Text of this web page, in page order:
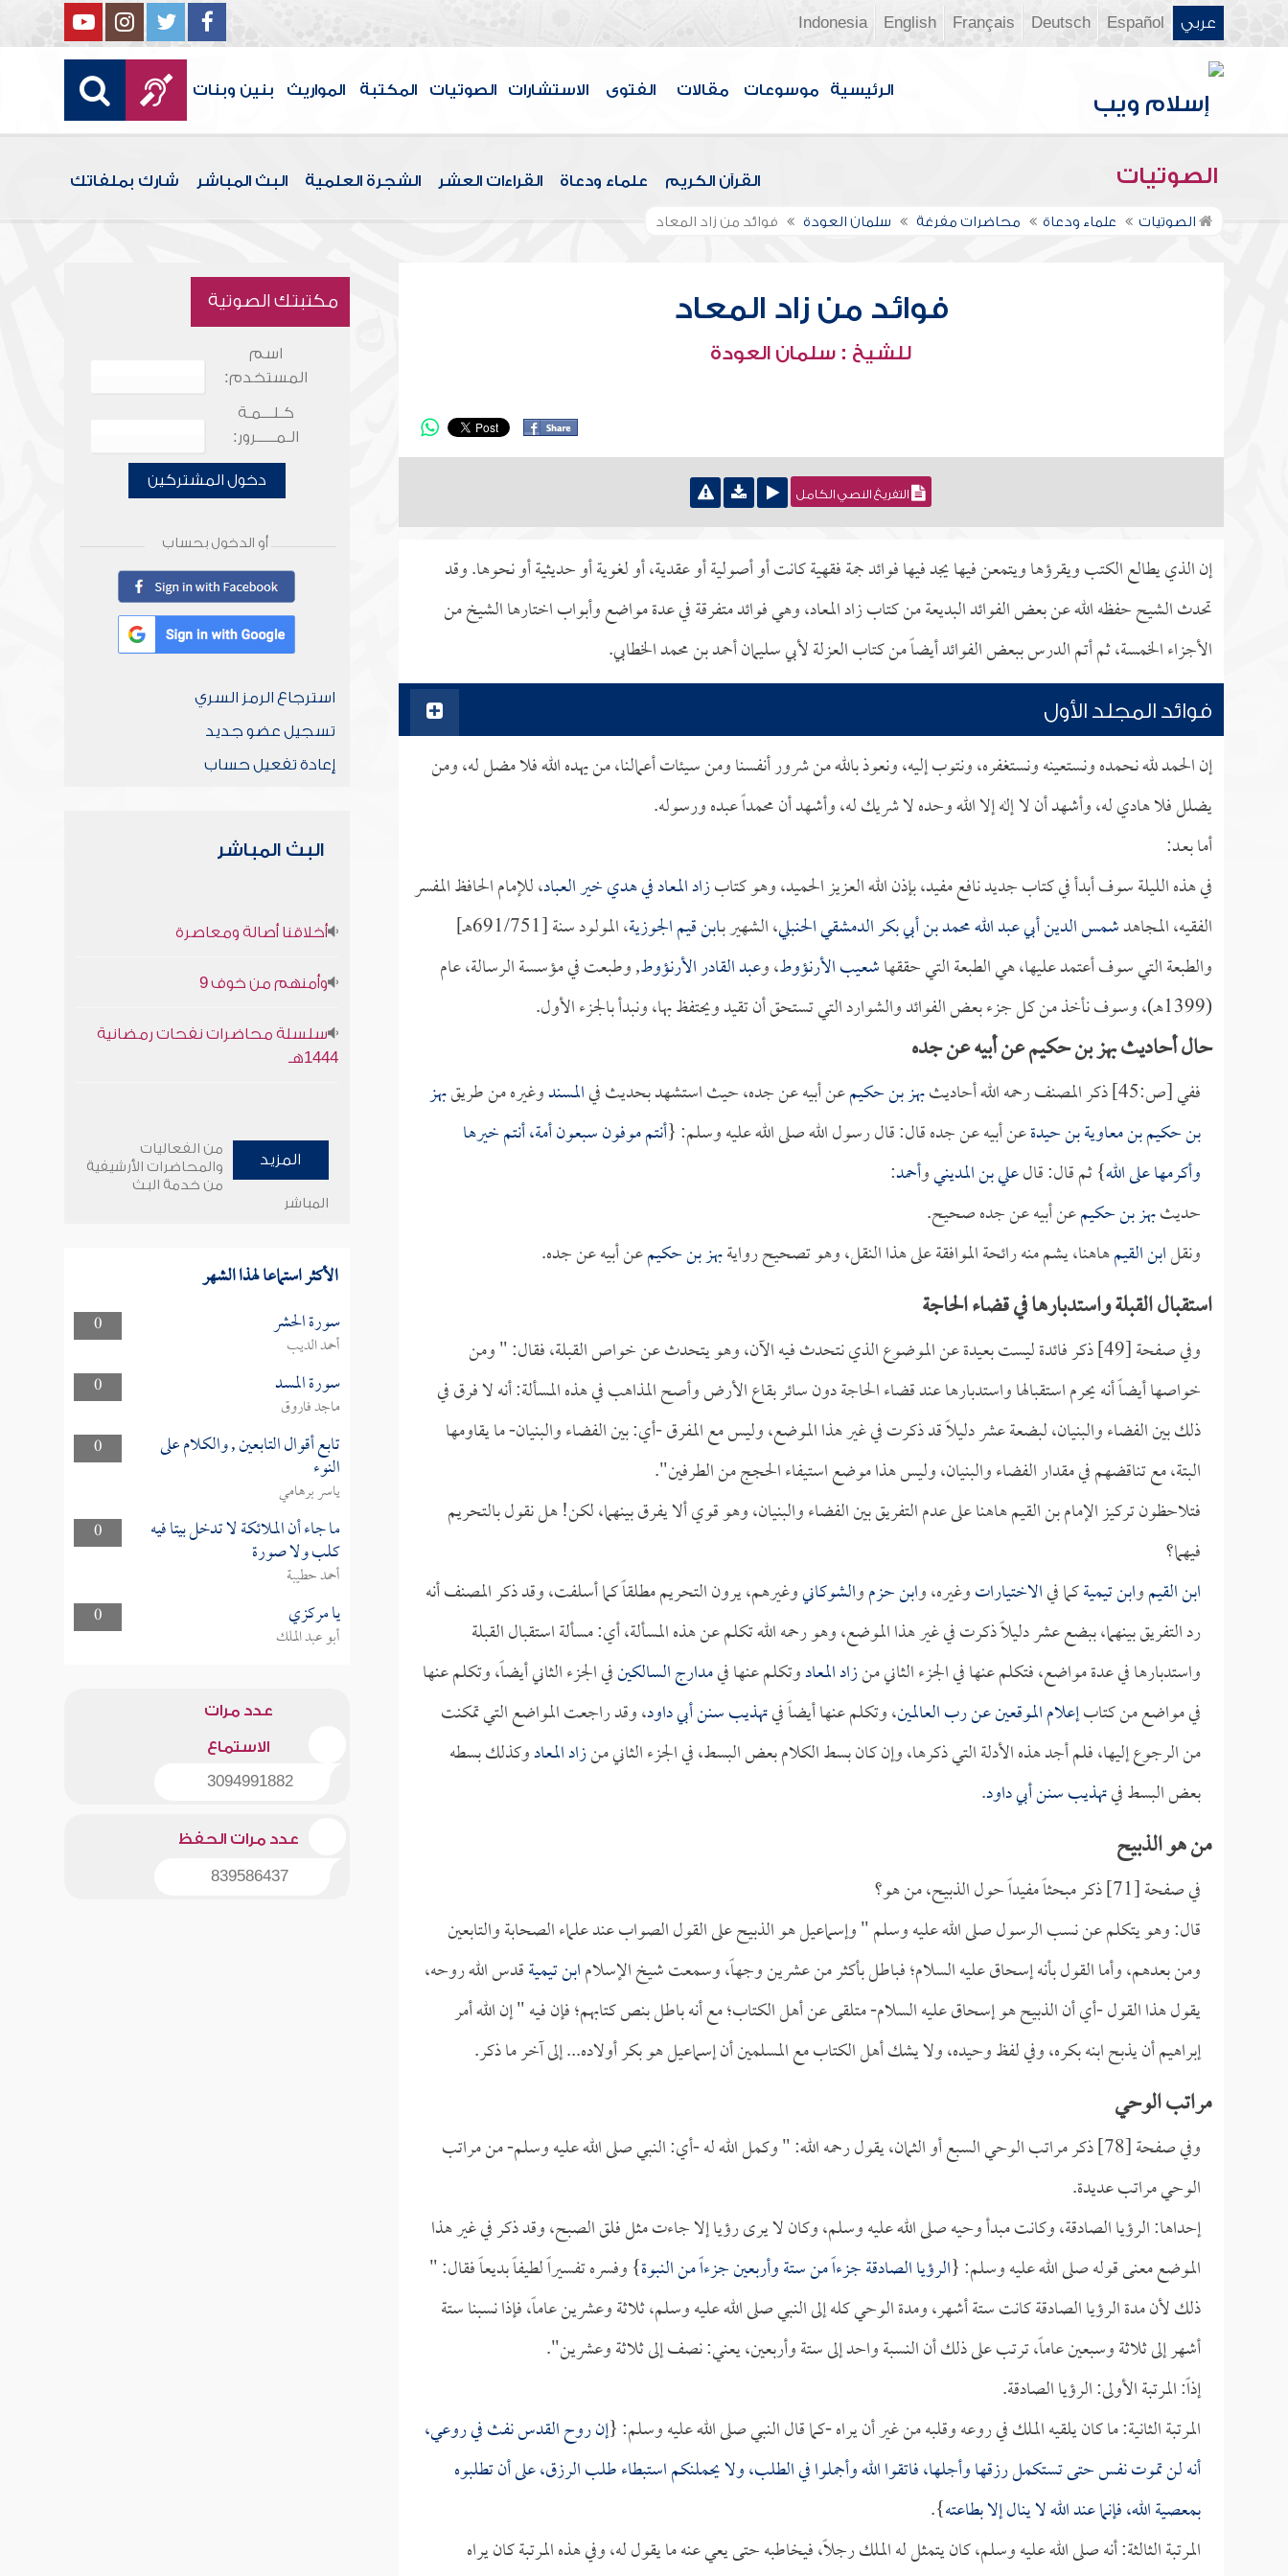
عربي Español
Deutsch
Français
English
Indonesia
الرئيسية موسوعات مقالات الفتوى الاستشارات الصوتيات المكتبة المواريث بنين وبنات
الصوتيات القرآن الكريم علماء ودعاة القراءات العشر الشجرة العلمية البث المباشر شارك بملفاتك
الصوتيات علماء ودعاة محاضرات مفرغة سلمان العودة فوائد من زاد المعاد
فوائد من زاد المعاد
للشيخ : سلمان العودة
التفريغ النصي الكامل
إن الذي يطالع الكتب ويقرؤها ويتمعن فيها يجد فيها فوائد جمة فقهية كانت أو أصولية أو عقدية، أو لغوية أو حديثية أو نحوها. وقد
تحدث الشيح حفظه الله عن بعض الفوائد البديعة من كتاب زاد المعاد، وهي فوائد متفرقة في عدة مواضع وأبواب اختارها الشيخ من
الأجزاء الخمسة، ثم أتم الدرس ببعض الفوائد أيضاً من كتاب العزلة لأبي سليمان أحمد بن محمد الخطابي.
فوائد المجلد الأول
إن الحمد لله نحمده ونستعينه ونستغفره، ونتوب إليه، ونعوذ بالله من شرور أنفسنا ومن سيئات أعمالنا، من يهده الله فلا مضل له، ومن
يضلل فلا هادي له، وأشهد أن لا إله إلا الله وحده لا شريك له، وأشهد أن محمداً عبده ورسوله.
أما بعـد:
في هذه الليلة سوف أبدأ في كتاب جديد نافع مفيد، بإذن الله العزيز الحميد، وهو كتابزاد المعاد في هدي خير العباد، للإمام الحافظ المفسر
الفقيه، المجاهدشمس الدين أبي عبد الله محمد بن أبي بكر الدمشقي الحنبلي، الشهير بـابن قيم الجوزية
، المولود سنة [691/751هـ]
والطبعة التي سوف أعتمد عليها، هي الطبعة التي حققهاشعيب الأرنؤوط، وعبد القادر الأرنؤوط, وطبعت في مؤسسة الرسالة، عام
(1399هـ)، وسوف نأخذ من كل جزء بعض الفوائد والشوارد التي تستحق أن تقيد ويحتفظ بها، ونبدأ بالجزء الأول.
حال أحاديث بهز بن حكيم عن أبيه عن جده
ففي [ص:45] ذكر المصنف رحمه الله أحاديث بهز بن حكيمعن أبيه عن جده، حيث استشهد بحديث فيالمسندوغيره من طريقبهز
بن حكيم بن معاوية بن حيدةعن أبيه عن جده قال: قال رسول الله صلى الله عليه وسلم: {أنتم موفون سبعون أمة، أنتم خيرها
وأكرمها على الله} ثم قال: قالعلي بن المدينيوأحمد:
حديثبهز بن حكيمعن أبيه عن جده صحيح.
ونقلابن القيمهاهنا، يشم منه رائحة الموافقة على هذا النقل، وهو تصحيح روايةبهز بن حكيمعن أبيه عن جده.
استقبال القبلة واستدبارها في قضاء الحاجة
وفي صفحة [49] ذكر فائدة ليست بعيدة عن الموضوع الذي نتحدث فيه الآن، وهو يتحدث عن خواص القبلة، فقال: " ومن
خواصها أيضاً أنه يحرم استقبالها واستدبارها عند قضاء الحاجة دون سائر بقاع الأرض وأصح المذاهب في هذه المسألة: أنه لا فرق في
ذلك بين الفضاء والبنيان، لبضعة عشر دليلاً قد ذكرت في غير هذا الموضع، وليس مع المفرق -أي: بين الفضاء والبنيان- ما يقاومها
البتة، مع تناقضهم في مقدار الفضاء والبنيان، وليس هذا موضع استيفاء الحجج من الطرفين".
فتلاحظون تركيز الإمام بن القيم هاهنا على عدم التفريق بين الفضاء والبنيان، وهو قوي ألا يفرق بينهما، لكن! هل نقول بالتحريم
فيهما؟
ابن القيموابن تيميةكما فيالاختياراتوغيره، وابن حزموالشوكانيوغيرهم، يرون التحريم مطلقاً كما أسلفت، وقد ذكر المصنف أنه
رد التفريق بينهما، ببضع عشر دليلاً ذكرت في غير هذا الموضع، وهو رحمه الله تكلم عن هذه المسألة، أي: مسألة استقبال القبلة
واستدبارها في عدة مواضع، فتكلم عنها في الجزء الثاني منزاد المعادوتكلم عنها فيمدارج السالكينفي الجزء الثاني أيضاً، وتكلم عنها
في مواضع من كتابإعلام الموقعين عن رب العالمين، وتكلم عنها أيضاً فيتهذيب سنن أبي داود، وقد راجعت المواضع التي تمكنت
من الرجوع إليها، فلم أجد هذه الأدلة التي ذكرها، وإن كان بسط الكلام بعض البسط، في الجزء الثاني منزاد المعادوكذلك بسطه
بعض البسط فيتهذيب سنن أبي داود.
من هو الذبيح
في صفحة [71] ذكر مبحثاً مفيداً حول الذبيح، من هو؟
قال: وهو يتكلم عن نسب الرسول صلى الله عليه وسلم " وإسماعيل هو الذبيح على القول الصواب عند علماء الصحابة والتابعين
ومن بعدهم، وأما القول بأنه إسحاق عليه السلام؛ فباطل بأكثر من عشرين وجهاً، وسمعت شيخ الإسلامابن تيميةقدس الله روحه،
يقول هذا القول -أي أن الذبيح هو إسحاق عليه السلام- متلقى عن أهل الكتاب؛ مع أنه باطل بنص كتابهم؛ فإن فيه " إن الله أمر
إبراهيم أن يذبح ابنه بكره، وفي لفظ وحيده، ولا يشك أهل الكتاب مع المسلمين أن إسماعيل هو بكر أولاده... إلى آخر ما ذكر.
مراتب الوحي
وفي صفحة [78] ذكر مراتب الوحي السبع أو الثمان، يقول رحمه الله: " وكمل الله له -أي: النبي صلى الله عليه وسلم- من مراتب
الوحي مراتب عديدة.
إحداها: الرؤيا الصادقة، وكانت مبدأ وحيه صلى الله عليه وسلم، وكان لا يرى رؤيا إلا جاءت مثل فلق الصبح، وقد ذكر في غير هذا
الموضع معنى قوله صلى الله عليه وسلم: {الرؤيا الصادقة جزءاً من ستة وأربعين جزءاً من النبوة} وفسره تفسيراً لطيفاً بديعاً فقال: "
ذلك لأن مدة الرؤيا الصادقة كانت ستة أشهر، ومدة الوحي كله إلى النبي صلى الله عليه وسلم، ثلاثة وعشرين عاماً، فإذا نسبنا ستة
أشهر إلى ثلاثة وسبعين عاماً، ترتب على ذلك أن النسبة واحد إلى ستة وأربعين، يعني: نصف إلى ثلاثة وعشرين".
إذاً: المرتبة الأولى: الرؤيا الصادقة.
المرتبة الثانية: ما كان يلقيه الملك في روعه وقلبه من غير أن يراه -كما قال النبي صلى الله عليه وسلم: {إن روح القدس نفث في روعي،
أنه لن تموت نفس حتى تستكمل رزقها وأجلها، فاتقوا الله وأجملوا في الطلب، ولا يحملنكم استبطاء طلب الرزق، على أن تطلبوه
بمعصية الله، فإنما عند الله لا ينال إلا بطاعته}.
المرتبة الثالثة: أنه صلى الله عليه وسلم، كان يتمثل له الملك رجلاً، فيخاطبه حتى يعي عنه ما يقول له، وفي هذه المرتبة كان يراه
مكتبتك الصوتية
اسم
المستخدم:
كـلـــمـة
الـمـــــرور:
دخول المشتركين
أو الدخول بحساب
استرجاع الرمز السري
تسجيل عضو جديد
إعادة تفعيل حساب
البث المباشر
أخلاقنا أصالة ومعاصرة
وأمنهم من خوف 9
سلسلة محاضرات نفحات رمضانية
1444هـ
المزيد
من الفعاليات
والمحاضرات الأرشيفية
من خدمة البث
المباشر
الأكثر استماعا لهذا الشهر
0 سورة الحشر
أحمد الديب
0
سورة المسد
ماجد فاروق
0
تابع أقوال التابعين , والكلام على
النوء
ياسر برهامي
0
ما جاء أن الملائكة لا تدخل بيتا فيه
كلب ولا صورة
أحمد حطيبة
0
يا مركزي
أبو عبد الملك
عدد مرات
الاستماع
3094991882
عدد مرات الحفظ
839586437